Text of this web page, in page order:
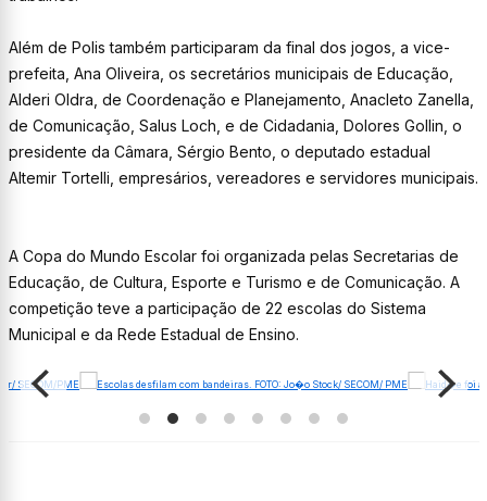
Além de Polis também participaram da final dos jogos, a vice-
prefeita, Ana Oliveira, os secretários municipais de Educação,
Alderi Oldra, de Coordenação e Planejamento, Anacleto Zanella,
de Comunicação, Salus Loch, e de Cidadania, Dolores Gollin, o
presidente da Câmara, Sérgio Bento, o deputado estadual
Altemir Tortelli, empresários, vereadores e servidores municipais.
A Copa do Mundo Escolar foi organizada pelas Secretarias de
Educação, de Cultura, Esporte e Turismo e de Comunicação. A
competição teve a participação de 22 escolas do Sistema
Municipal e da Rede Estadual de Ensino.